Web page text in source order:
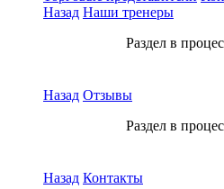
Назад Наши тренеры
Раздел в
Назад Отзывы
Раздел в
Назад Контакты